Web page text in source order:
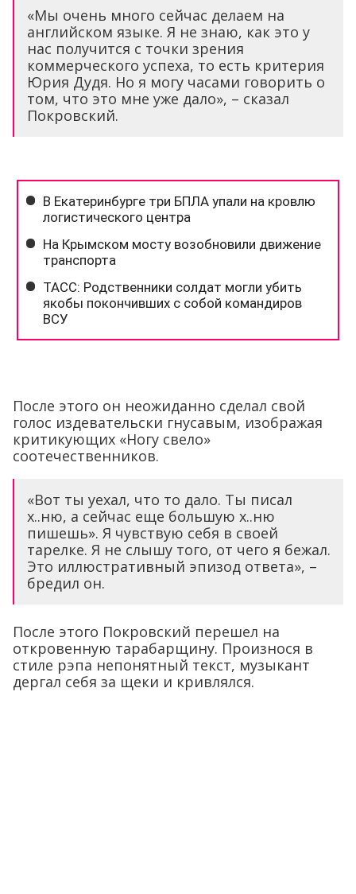
«Мы очень много сейчас делаем на
английском языке. Я не знаю, как это у
нас получится с точки зрения
коммерческого успеха, то есть критерия
Юрия Дудя. Но я могу часами говорить о
том, что это мне уже дало», – сказал
Покровский.
После этого он неожиданно сделал свой
голос издевательски гнусавым, изображая
критикующих «Ногу свело»
соотечественников.
«Вот ты уехал, что то дало. Ты писал
х..ню, а сейчас еще большую х..ню
пишешь». Я чувствую себя в своей
тарелке. Я не слышу того, от чего я бежал.
Это иллюстративный эпизод ответа», –
бредил он.
После этого Покровский перешел на
откровенную тарабарщину. Произнося в
стиле рэпа непонятный текст, музыкант
дергал себя за щеки и кривлялся.